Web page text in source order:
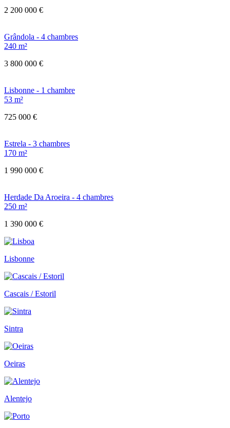
2 200 000 €
Grândola - 4 chambres
240 m²
3 800 000 €
Lisbonne - 1 chambre
53 m²
725 000 €
Estrela - 3 chambres
170 m²
1 990 000 €
Herdade Da Aroeira - 4 chambres
250 m²
1 390 000 €
Lisbonne
Cascais / Estoril
Sintra
Oeiras
Alentejo